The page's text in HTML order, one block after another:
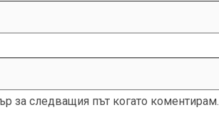
за следващия път когато коментирам.